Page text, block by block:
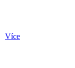
Více